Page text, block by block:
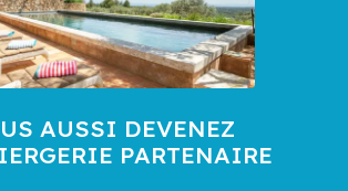
AUSSI DEVENEZ
PARTENAIRE